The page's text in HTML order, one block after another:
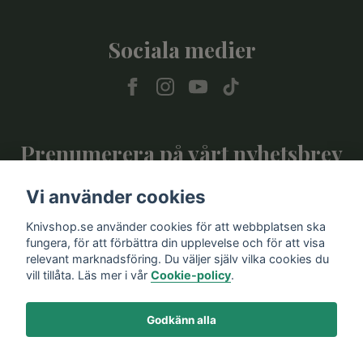
Sociala medier
Prenumerera på vårt nyhetsbrev
Vi använder cookies
Knivshop.se använder cookies för att webbplatsen ska
fungera, för att förbättra din upplevelse och för att visa
relevant marknadsföring. Du väljer själv vilka cookies du
vill tillåta. Läs mer i vår Cookie-policy.
Godkänn alla